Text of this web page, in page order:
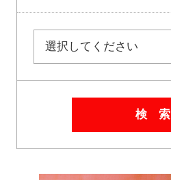
検 索